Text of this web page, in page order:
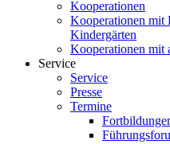
Kooperationen
Kooperationen mit
Kindergärten
Kooperationen mit
Service
Service
Presse
Termine